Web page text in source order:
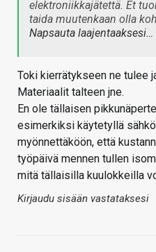
elektroniikkajätettä. Et
taida muutenkaan olla
Napsauta laajentaaksesi…
Toki kierrätykseen ne tulee
Materiaalit talteen jne.
En ole tällaisen
esimerkiksi käytetyllä
myönnettäköön, että
työpäivä mennen tullen
mitä tällaisilla kuulokkeilla
Kirjaudu sisään vastataksesi